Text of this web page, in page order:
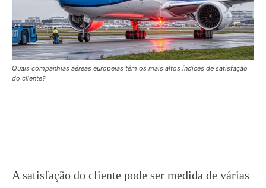
Quais companhias aéreas europeias têm os mais altos índices de satisfação
do cliente?
A satisfação do cliente pode ser medida de várias